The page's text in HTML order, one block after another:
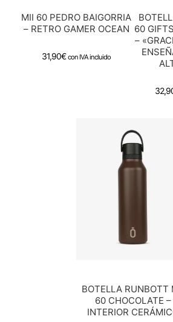
MII 60 PEDRO BAIGORRIA
– RETRO GAMER OCEAN
31,90€ con IVA incluido
60
–
BOTELLA RUNBOTT
60 CHOCOLATE –
INTERIOR